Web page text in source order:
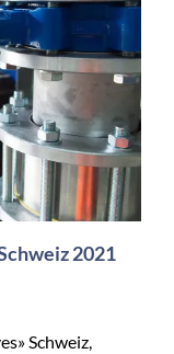
2021
Schweiz,